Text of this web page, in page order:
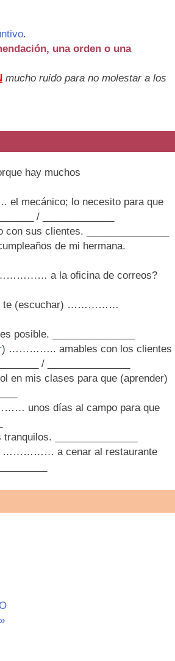
.
una orden o una
mucho ruido para no molestar a los
hay muchos
mecánico; lo necesito para que
/ _____________
sus clientes. _______________
de mi hermana.
…………… a la oficina de correos?
te (escuchar) ……………
_______________
) ………….. amables con los clientes
/ _______________
mis clases para que (aprender)
unos días al campo para que
_______________
…………… a cenar al restaurante